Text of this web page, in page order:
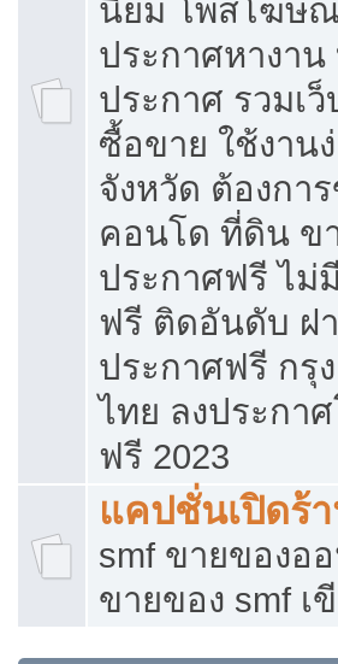
นิยม โพสโฆษ
ประกาศหางาน
ประกาศ รวมเ
ซื้อขาย ใช้งาน
จังหวัด ต้องกา
คอนโด ที่ดิน ข
ประกาศฟรี ไม่
ฟรี ติดอันดับ ฝ
ประกาศฟรี กรุ
ไทย ลงประกา
ฟรี 2023
แคปชั่นเปิดร้
smf ขายของอ
ขายของ smf เ